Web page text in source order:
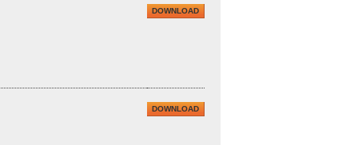
DOWNLOAD
DOWNLOAD